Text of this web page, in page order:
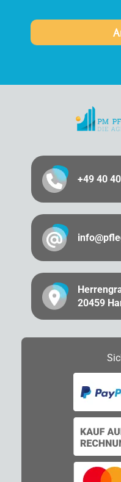
+49 40
20459